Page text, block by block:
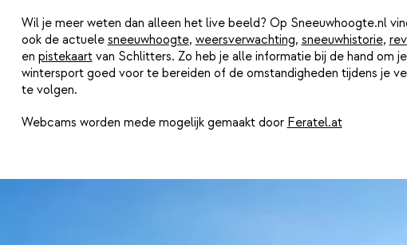
Wil je meer weten dan alleen het live beeld? Op Sneeuwhoogte.nl
ook de actuele sneeuwhoogte, weersverwachting, sneeuwhistorie,
en pistekaartvan Schlitters. Zo heb je alle informatie bij de hand om je
wintersport goed voor te bereiden of de omstandigheden tijdens je
te volgen.
Webcams worden mede mogelijk gemaakt door Feratel.at